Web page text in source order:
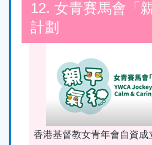
12. 女青賽馬會「
計劃
香港基督教女青年會自資成